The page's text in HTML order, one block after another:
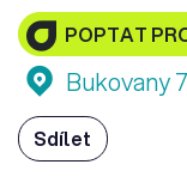
POPTAT
Bukovany
Sdílet